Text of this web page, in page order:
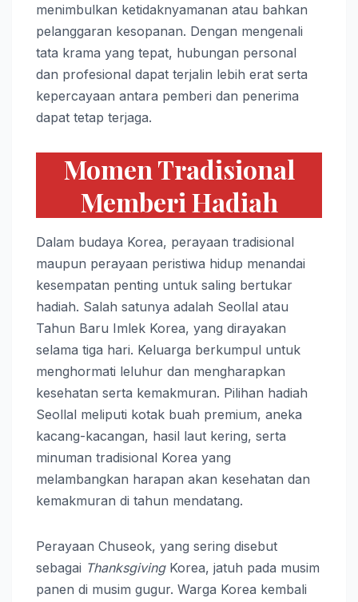
menimbulkan ketidaknyamanan atau bahkan
pelanggaran kesopanan. Dengan mengenali
tata krama yang tepat, hubungan personal
dan profesional dapat terjalin lebih erat serta
kepercayaan antara pemberi dan penerima
dapat tetap terjaga.
Momen Tradisional
Memberi Hadiah
Dalam budaya Korea, perayaan tradisional
maupun perayaan peristiwa hidup menandai
kesempatan penting untuk saling bertukar
hadiah. Salah satunya adalah Seollal atau
Tahun Baru Imlek Korea, yang dirayakan
selama tiga hari. Keluarga berkumpul untuk
menghormati leluhur dan mengharapkan
kesehatan serta kemakmuran. Pilihan hadiah
Seollal meliputi kotak buah premium, aneka
kacang-kacangan, hasil laut kering, serta
minuman tradisional Korea yang
melambangkan harapan akan kesehatan dan
kemakmuran di tahun mendatang.
Perayaan Chuseok, yang sering disebut
sebagai ThanksgivingKorea, jatuh pada musim
panen di musim gugur. Warga Korea kembali